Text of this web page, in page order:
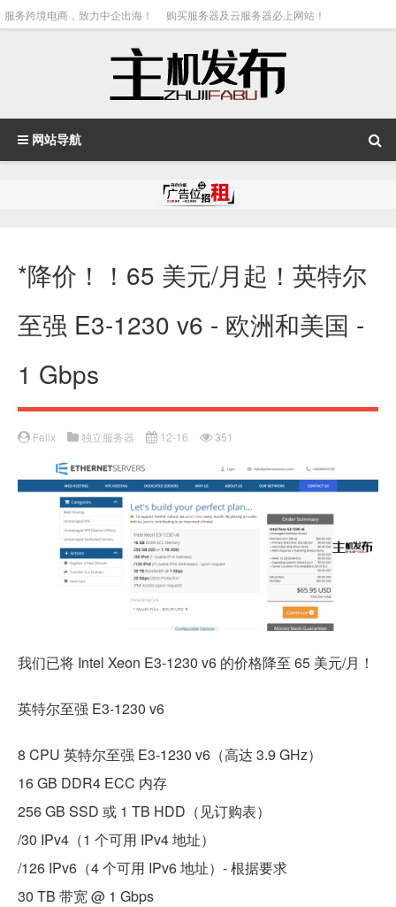
服务跨境电商，致力中企出海！ 购买服务器及云服务器必上网站！
网站导航
*降价！！65 美元/月起！英特尔
至强 E3-1230 v6 - 欧洲和美国 -
1 Gbps
Felix 独立服务器 12-16 351
我们已将 Intel Xeon E3-1230 v6 的价格降至 65 美元/月！
英特尔至强 E3-1230 v6
8 CPU 英特尔至强 E3-1230 v6（高达 3.9 GHz）
16 GB DDR4 ECC 内存
256 GB SSD 或 1 TB HDD（见订购表）
/30 IPv4（1 个可用 IPv4 地址）
/126 IPv6（4 个可用 IPv6 地址）- 根据要求
30 TB 带宽 @ 1 Gbps